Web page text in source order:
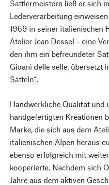
Sattlermeistern ließ er sich
Lederverarbeitung
1969 in seiner italienischen
Atelier Jean Dessel – eine
den ihm ein befreundeter
Gioanì delle selle, übersetzt
Sätteln“.
Handwerkliche Qualität und
handgefertigten Kreationen
Marke, die sich aus dem
italienischen Alpen heraus
ebenso erfolgreich mit
kooperierte. Nachdem sich
Jahre aus dem aktiven